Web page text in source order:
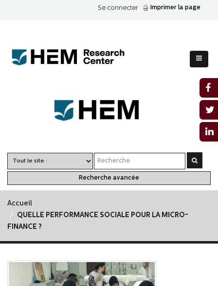
Se connecter Imprimer la page
Recherche avancée
Accueil
QUELLE PERFORMANCE SOCIALE POUR LA MICRO-
FINANCE ?